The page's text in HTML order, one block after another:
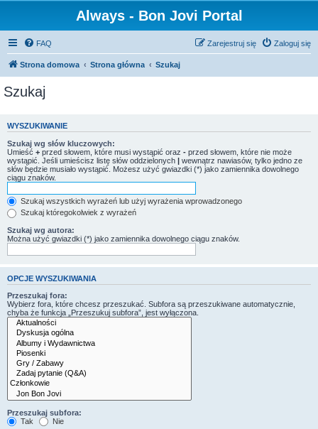
Always - Bon Jovi Portal
FAQ Zaloguj się
Zarejestruj się
Strona domowa Strona główna Szukaj
Szukaj
WYSZUKIWANIE
Szukaj wg słów kluczowych:
Umieść + przed słowem, które musi wystąpić oraz - przed słowem, które nie może
wystąpić. Jeśli umieścisz listę słów oddzielonych | wewnątrz nawiasów, tylko jedno ze
słów będzie musiało wystąpić. Możesz użyć gwiazdki (*) jako zamiennika dowolnego
ciągu znaków.
Szukaj wszystkich wyrażeń lub użyj wyrażenia wprowadzonego
Szukaj któregokolwiek z wyrażeń
Szukaj wg autora:
Można użyć gwiazdki (*) jako zamiennika dowolnego ciągu znaków.
OPCJE WYSZUKIWANIA
Przeszukaj fora:
Wybierz fora, które chcesz przeszukać. Subfora są przeszukiwane automatycznie,
chyba że funkcja „Przeszukuj subfora”, jest wyłączona.
Przeszukaj subfora:
Tak
Nie